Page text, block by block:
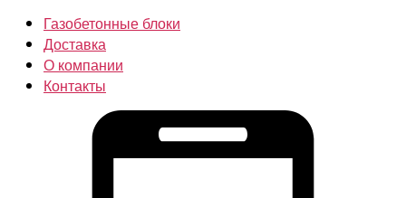
Газобетонные блоки
Доставка
О компании
Контакты